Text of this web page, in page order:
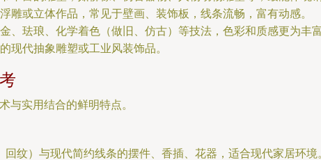
雕或立体作品，常见于壁画、装饰板，线条流畅，富有动感。
、珐琅、化学着色（做旧、仿古）等技法，色彩和质感更为丰富
现代抽象雕塑或工业风装饰品。
与实用结合的鲜明特点。
回纹）与现代简约线条的摆件、香插、花器，适合现代家居环境